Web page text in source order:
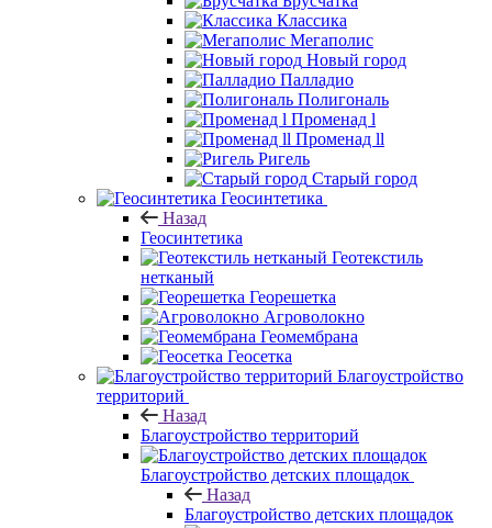
Классика
Мегаполис
Новый город
Палладио
Полигональ
Променад l
Променад ll
Ригель
Старый город
Геосинтетика
Назад
Геосинтетика
Геотекстиль
нетканый
Георешетка
Агроволокно
Геомембрана
Геосетка
Благоустройство
территорий
Назад
Благоустройство территорий
Благоустройство детских площадок
Назад
Благоустройство детских площадок